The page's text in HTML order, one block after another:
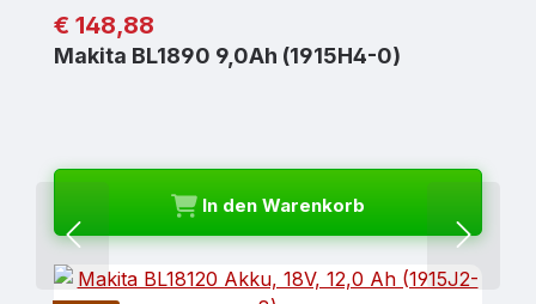
Regulärer Preis:
€ 148,88
Makita BL1890 9,0Ah (1915H4-0)
In den Warenkorb